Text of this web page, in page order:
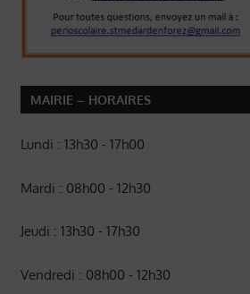
MAIRIE – HORAIRES
Lundi : 13h30 - 17h00
Mardi : 08h00 - 12h30
Jeudi : 13h30 - 17h30
Vendredi : 08h00 - 12h30